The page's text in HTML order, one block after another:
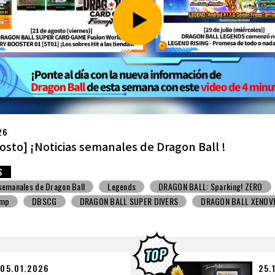
¡Noticias semanales de Dragon Ball !
de Dragon Ball
Snack con juguete V Jump
DBSCG
SUPER DIVERS
DRAGON BALL XENOVERSE ３
Los dibujos de Toyotarou
BANDAI
05.01.2026